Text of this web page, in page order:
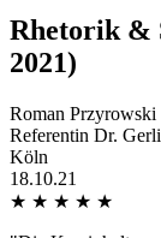
Rhetorik &
2021)
Roman Przyrowski
Referentin Dr.
Köln
18.10.21
★ ★ ★ ★ ★